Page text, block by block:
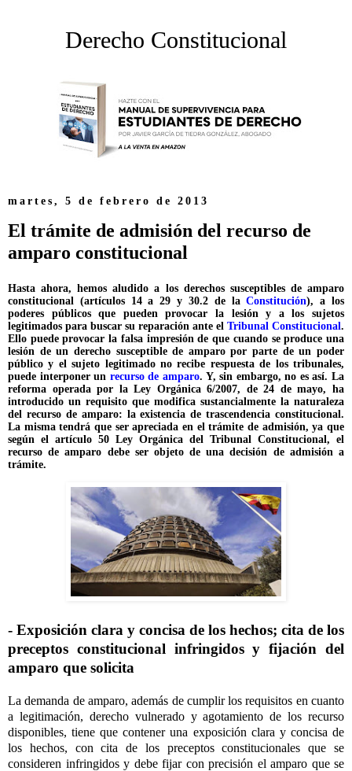
Derecho Constitucional
martes, 5 de febrero de 2013
El trámite de admisión del recurso de
amparo constitucional
Hasta ahora, hemos aludido a los derechos susceptibles de amparo
constitucional (artículos 14 a 29 y 30.2 de laConstitución), a los
poderes públicos que pueden provocar la lesión y a los sujetos
legitimados para buscar su reparación ante el Tribunal Constitucional.
Ello puede provocar la falsa impresión de que cuando se produce una
lesión de un derecho susceptible de amparo por parte de un poder
público y el sujeto legitimado no recibe respuesta de los tribunales,
puede interponer un recurso de amparo. Y, sin embargo, no es así. La
reforma operada por la Ley Orgánica 6/2007, de 24 de mayo, ha
introducido un requisito que modifica sustancialmente la naturaleza
del recurso de amparo: la existencia de trascendencia constitucional.
La misma tendrá que ser apreciada en el trámite de admisión, ya que
según el artículo 50 Ley Orgánica del Tribunal Constitucional, el
recurso de amparo debe ser objeto de una decisión de admisión a
trámite.
- Exposición clara y concisa de los hechos; cita de los
preceptos constitucional infringidos y fijación del
amparo que solicita
La demanda de amparo, además de cumplir los requisitos en cuanto
a legitimación, derecho vulnerado y agotamiento de los recurso
disponibles, tiene que contener una exposición clara y concisa de
los hechos, con cita de los preceptos constitucionales que se
consideren infringidos y debe fijar con precisión el amparo que se